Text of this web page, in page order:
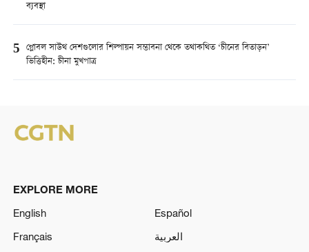
ব্যবস্থা
5 গ্লোবল সাউথ দেশগুলোর শিল্পায়ন সম্ভাবনা থেকে তথাকথিত ‘চীনের বিতাড়ন’
ভিত্তিহীন: চীনা মুখপাত্র
EXPLORE MORE
English
Español
Français
العربية